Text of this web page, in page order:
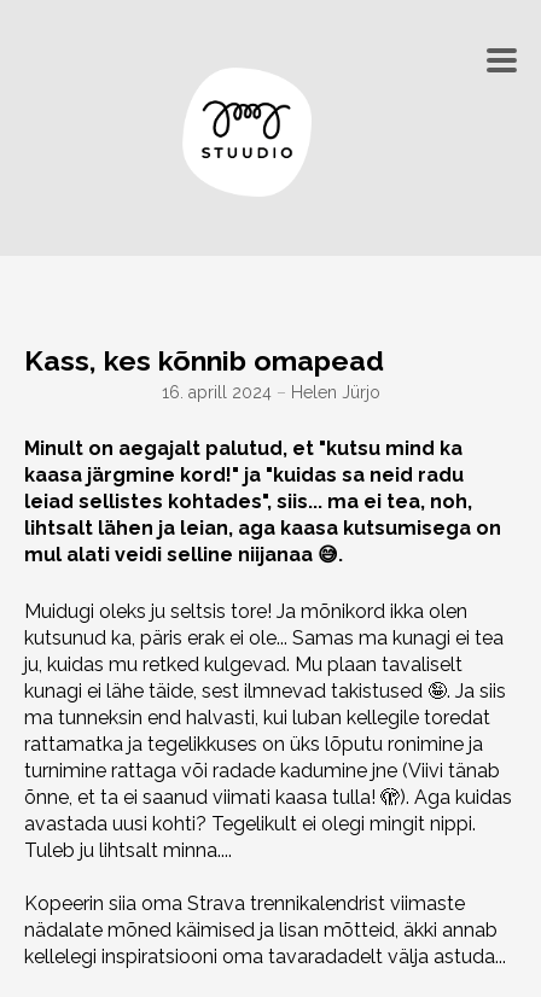
Kass, kes kõnnib omapead
16. aprill 2024 – Helen Jürjo
Minult on aegajalt palutud, et "kutsu mind ka
kaasa järgmine kord!" ja "kuidas sa neid radu
leiad sellistes kohtades", siis... ma ei tea, noh,
lihtsalt lähen ja leian, aga kaasa kutsumisega on
mul alati veidi selline niijanaa 😅.
Muidugi oleks ju seltsis tore! Ja mõnikord ikka olen
kutsunud ka, päris erak ei ole... Samas ma kunagi ei tea
ju, kuidas mu retked kulgevad. Mu plaan tavaliselt
kunagi ei lähe täide, sest ilmnevad takistused 🤪. Ja siis
ma tunneksin end halvasti, kui luban kellegile toredat
rattamatka ja tegelikkuses on üks lõputu ronimine ja
turnimine rattaga või radade kadumine jne (Viivi tänab
õnne, et ta ei saanud viimati kaasa tulla! 🫣). Aga kuidas
avastada uusi kohti? Tegelikult ei olegi mingit nippi.
Tuleb ju lihtsalt minna....
Kopeerin siia oma Strava trennikalendrist viimaste
nädalate mõned käimised ja lisan mõtteid, äkki annab
kellelegi inspiratsiooni oma tavaradadelt välja astuda...